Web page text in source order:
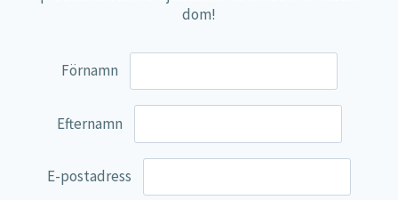
25 mcg
33 %
Inositol
*DRI är dagligt referens intag. **DRI ej fastställd.
Ingredienser:
Kalium (kaliumklorid), kalcium
(kalciumkarbonat), magnesium (magnesiumoxid),
dom!
Förnamn
Efternamn
E-postadress